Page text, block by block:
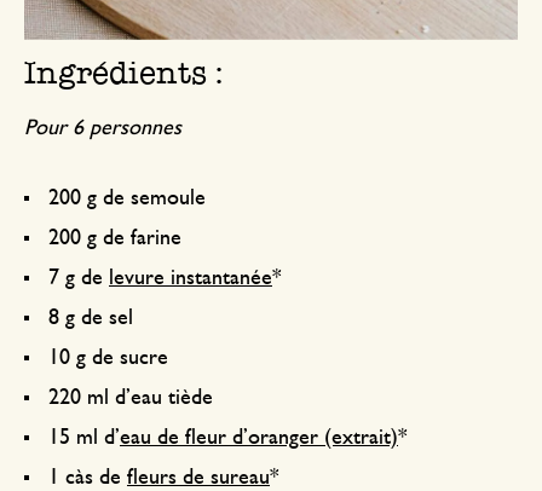
Ingrédients :
Pour 6 personnes
200 g de semoule
200 g de farine
7 g de levure instantanée*
8 g de sel
10 g de sucre
220 ml d’eau tiède
15 ml d’eau de fleur d’oranger (extrait)*
1 càs de fleurs de sureau*